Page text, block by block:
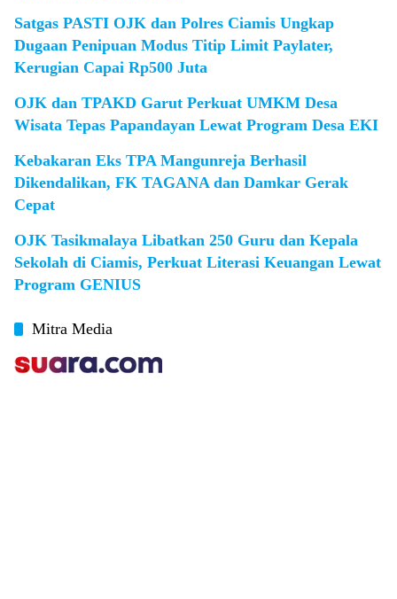
Satgas PASTI OJK dan Polres Ciamis Ungkap
Dugaan Penipuan Modus Titip Limit Paylater,
Kerugian Capai Rp500 Juta
OJK dan TPAKD Garut Perkuat UMKM Desa
Wisata Tepas Papandayan Lewat Program Desa EKI
Kebakaran Eks TPA Mangunreja Berhasil
Dikendalikan, FK TAGANA dan Damkar Gerak
Cepat
OJK Tasikmalaya Libatkan 250 Guru dan Kepala
Sekolah di Ciamis, Perkuat Literasi Keuangan Lewat
Program GENIUS
Mitra Media